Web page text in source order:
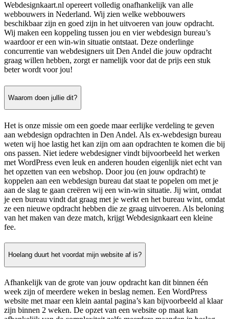
Webdesignkaart.nl opereert volledig onafhankelijk van alle
webbouwers in Nederland. Wij zien welke webbouwers
beschikbaar zijn en goed zijn in het uitvoeren van jouw opdracht.
Wij maken een koppeling tussen jou en vier webdesign bureau’s
waardoor er een win-win situatie ontstaat. Deze onderlinge
concurrentie van webdesigners uit Den Andel die jouw opdracht
graag willen hebben, zorgt er namelijk voor dat de prijs een stuk
beter wordt voor jou!
Waarom doen jullie dit?
Het is onze missie om een goede maar eerlijke verdeling te geven
aan webdesign opdrachten in Den Andel. Als ex-webdesign bureau
weten wij hoe lastig het kan zijn om aan opdrachten te komen die bij
ons passen. Niet iedere webdesigner vindt bijvoorbeeld het werken
met WordPress even leuk en anderen houden eigenlijk niet echt van
het opzetten van een webshop. Door jou (en jouw opdracht) te
koppelen aan een webdesign bureau dat staat te popelen om met je
aan de slag te gaan creëren wij een win-win situatie. Jij wint, omdat
je een bureau vindt dat graag met je werkt en het bureau wint, omdat
ze een nieuwe opdracht hebben die ze graag uitvoeren. Als beloning
van het maken van deze match, krijgt Webdesignkaart een kleine
fee.
Hoelang duurt het voordat mijn website af is?
Afhankelijk van de grote van jouw opdracht kan dit binnen één
week zijn of meerdere weken in beslag nemen. Een WordPress
website met maar een klein aantal pagina’s kan bijvoorbeeld al klaar
zijn binnen 2 weken. De opzet van een website op maat kan